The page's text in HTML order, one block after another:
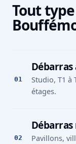
Tout
01
Studio, T1
étages.
02
Débarras
Pavillons,